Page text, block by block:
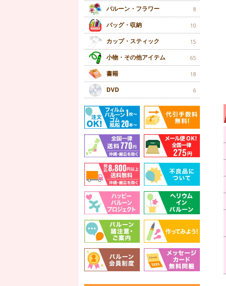
バルーン・フラワー 8
バッグ・収納 10
カップ・スティック 15
小物・その他アイテム 65
書籍 18
DVD 6